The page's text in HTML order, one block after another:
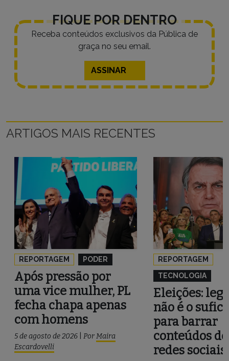
FIQUE POR DENTRO
Receba conteúdos exclusivos da Pública de
graça no seu email.
ASSINAR
ARTIGOS MAIS RECENTES
REPORTAGEM PODER
Após pressão por
uma vice mulher, PL
fecha chapa apenas
com homens
5 de agosto de 2026 PorMaira
Escardovelli
REPORTAGEM
TECNOLOGIA
Eleições:
não é o
para barrar
conteúdos
redes sociais